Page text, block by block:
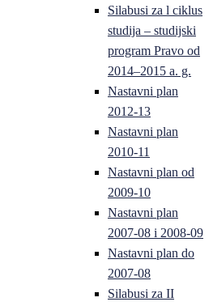
Silabusi za l ciklus
studija – studijski
program Pravo od
2014–2015 a. g.
Nastavni plan
2012-13
Nastavni plan
2010-11
Nastavni plan od
2009-10
Nastavni plan
2007-08 i 2008-09
Nastavni plan do
2007-08
Silabusi za II